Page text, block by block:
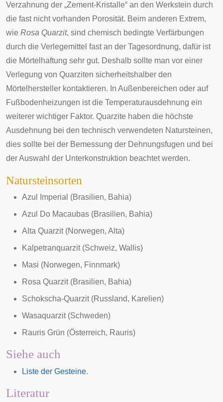
Verzahnung der „Zement-Kristalle“ an den Werkstein durch
die fast nicht vorhanden Porosität. Beim anderen Extrem,
wie Rosa Quarzit, sind chemisch bedingte Verfärbungen
durch die Verlegemittel fast an der Tagesordnung, dafür ist
die Mörtelhaftung sehr gut. Deshalb sollte man vor einer
Verlegung von Quarziten sicherheitshalber den
Mörtelhersteller kontaktieren. In Außenbereichen oder auf
Fußbodenheizungen ist die Temperaturausdehnung ein
weiterer wichtiger Faktor. Quarzite haben die höchste
Ausdehnung bei den technisch verwendeten Natursteinen,
dies sollte bei der Bemessung der Dehnungsfugen und bei
der Auswahl der Unterkonstruktion beachtet werden.
Natursteinsorten
Azul Imperial (Brasilien, Bahia)
Azul Do Macaubas (Brasilien, Bahia)
Alta Quarzit(Norwegen, Alta)
Kalpetranquarzit(Schweiz, Wallis)
Masi (Norwegen, Finnmark)
Rosa Quarzit(Brasilien, Bahia)
Schokscha-Quarzit(Russland, Karelien)
Wasaquarzit(Schweden)
Rauris Grün (Österreich, Rauris)
Siehe auch
Liste der Gesteine.
Literatur